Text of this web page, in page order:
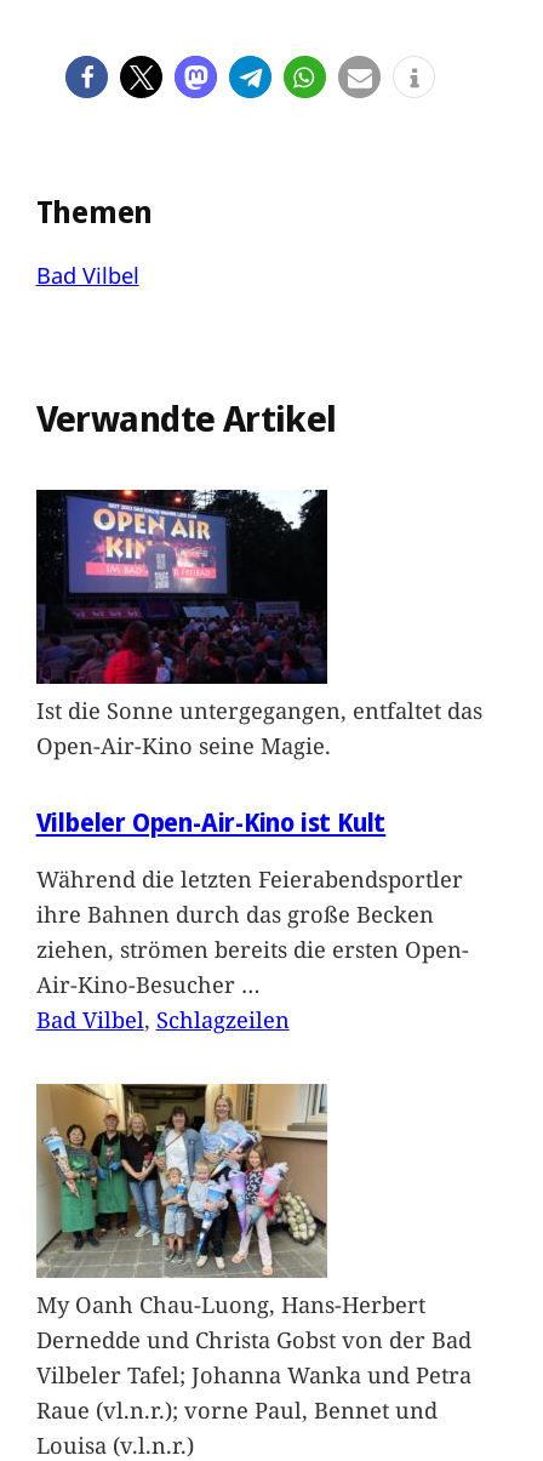
Themen
Bad Vilbel
Verwandte Artikel
Ist die Sonne untergegangen, entfaltet das
Open-Air-Kino seine Magie.
Vilbeler Open-Air-Kino ist Kult
Während die letzten Feierabendsportler
ihre Bahnen durch das große Becken
ziehen, strömen bereits die ersten Open-
Air-Kino-Besucher …
Bad Vilbel, Schlagzeilen
My Oanh Chau-Luong, Hans-Herbert
Dernedde und Christa Gobst von der Bad
Vilbeler Tafel; Johanna Wanka und Petra
Raue (vl.n.r.); vorne Paul, Bennet und
Louisa (v.l.n.r.)